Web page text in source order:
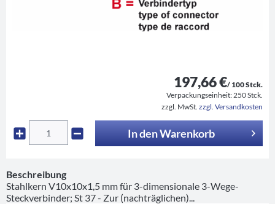
197,66 €/ 100 Stck.
Verpackungseinheit: 250 Stck.
zzgl. MwSt. zzgl. Versandkosten
In denWarenkorb
Beschreibung
Stahlkern V10x10x1,5 mm für 3-dimensionale 3-Wege-
Steckverbinder; St 37 - Zur (nachträglichen)...